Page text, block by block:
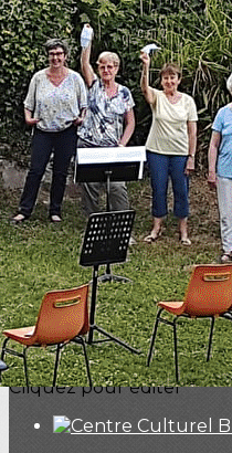
Exporter les lignes
Exporter toutes les
Exporter
Menu
<
>
Généralités
Tarifs et inscriptions
Danse bretonne
Chorale Orvez
Musique bretonne
Prestations
Ajoutez un logo, un
Cliquez pour éditer